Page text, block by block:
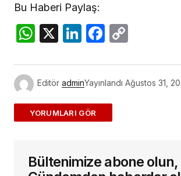
Bu Haberi Paylaş:
WhatsApp
X LinkedIn
Facebook
Editör adminYayınlandı Ağustos 31,
ADD A COMMENT
E-posta adresiniz yayınlanmayacak.
alanlar*ile işaretlenmişlerdir
Bültenimize abone olun,